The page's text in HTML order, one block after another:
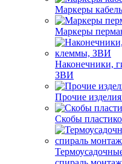
Маркеры
Маркеры
Наконечники,
ЗВИ
Прочие
Скобы